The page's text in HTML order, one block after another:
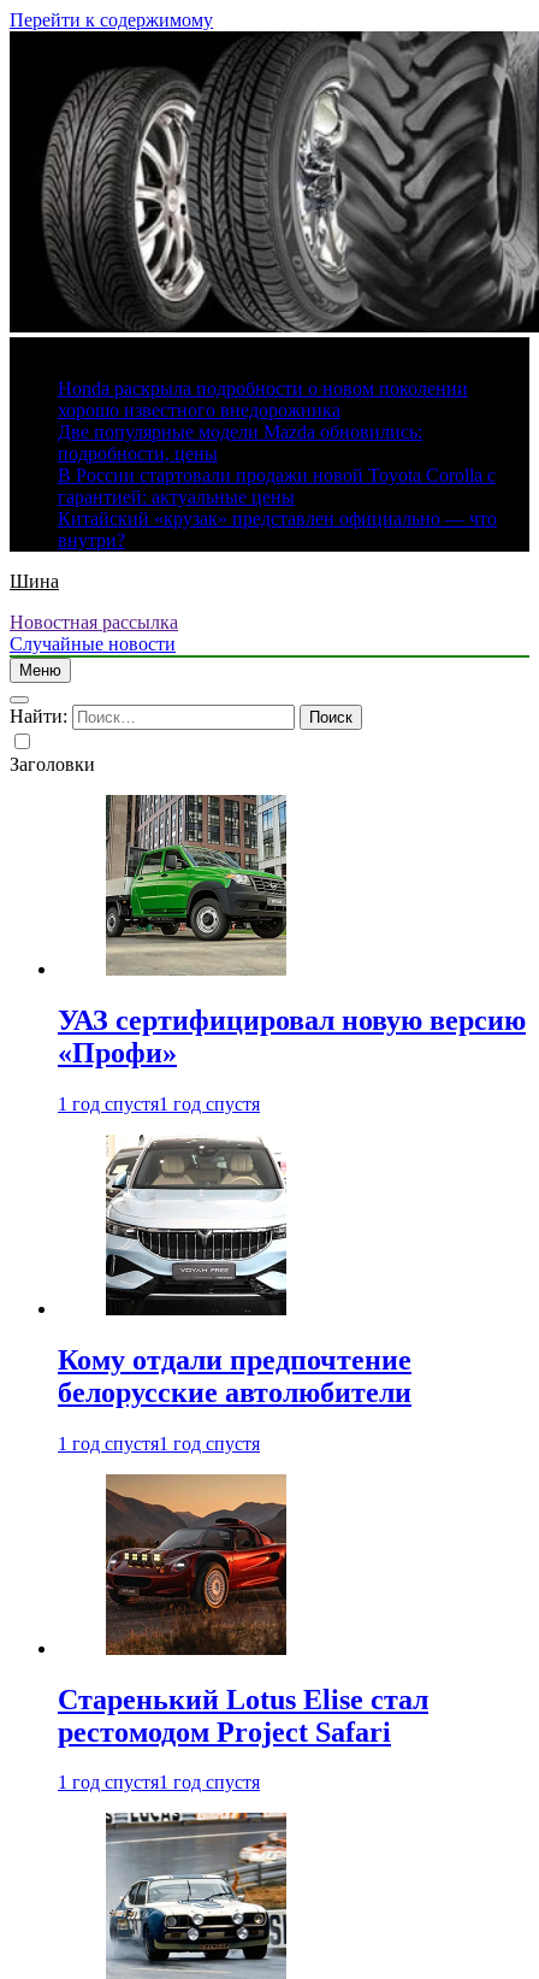
Перейти к содержимому
Honda раскрыла подробности о новом поколении
хорошо известного внедорожника
Две популярные модели Mazda обновились:
подробности, цены
В России стартовали продажи новой Toyota Corolla с
гарантией: актуальные цены
Китайский «крузак» представлен официально — что
внутри?
Шина
Новостная рассылка
Случайные новости
Меню
Найти:
Заголовки
УАЗ сертифицировал новую версию
«Профи»
1 год спустя1 год спустя
Кому отдали предпочтение
белорусские автолюбители
1 год спустя1 год спустя
Старенький Lotus Elise стал
рестомодом Project Safari
1 год спустя1 год спустя